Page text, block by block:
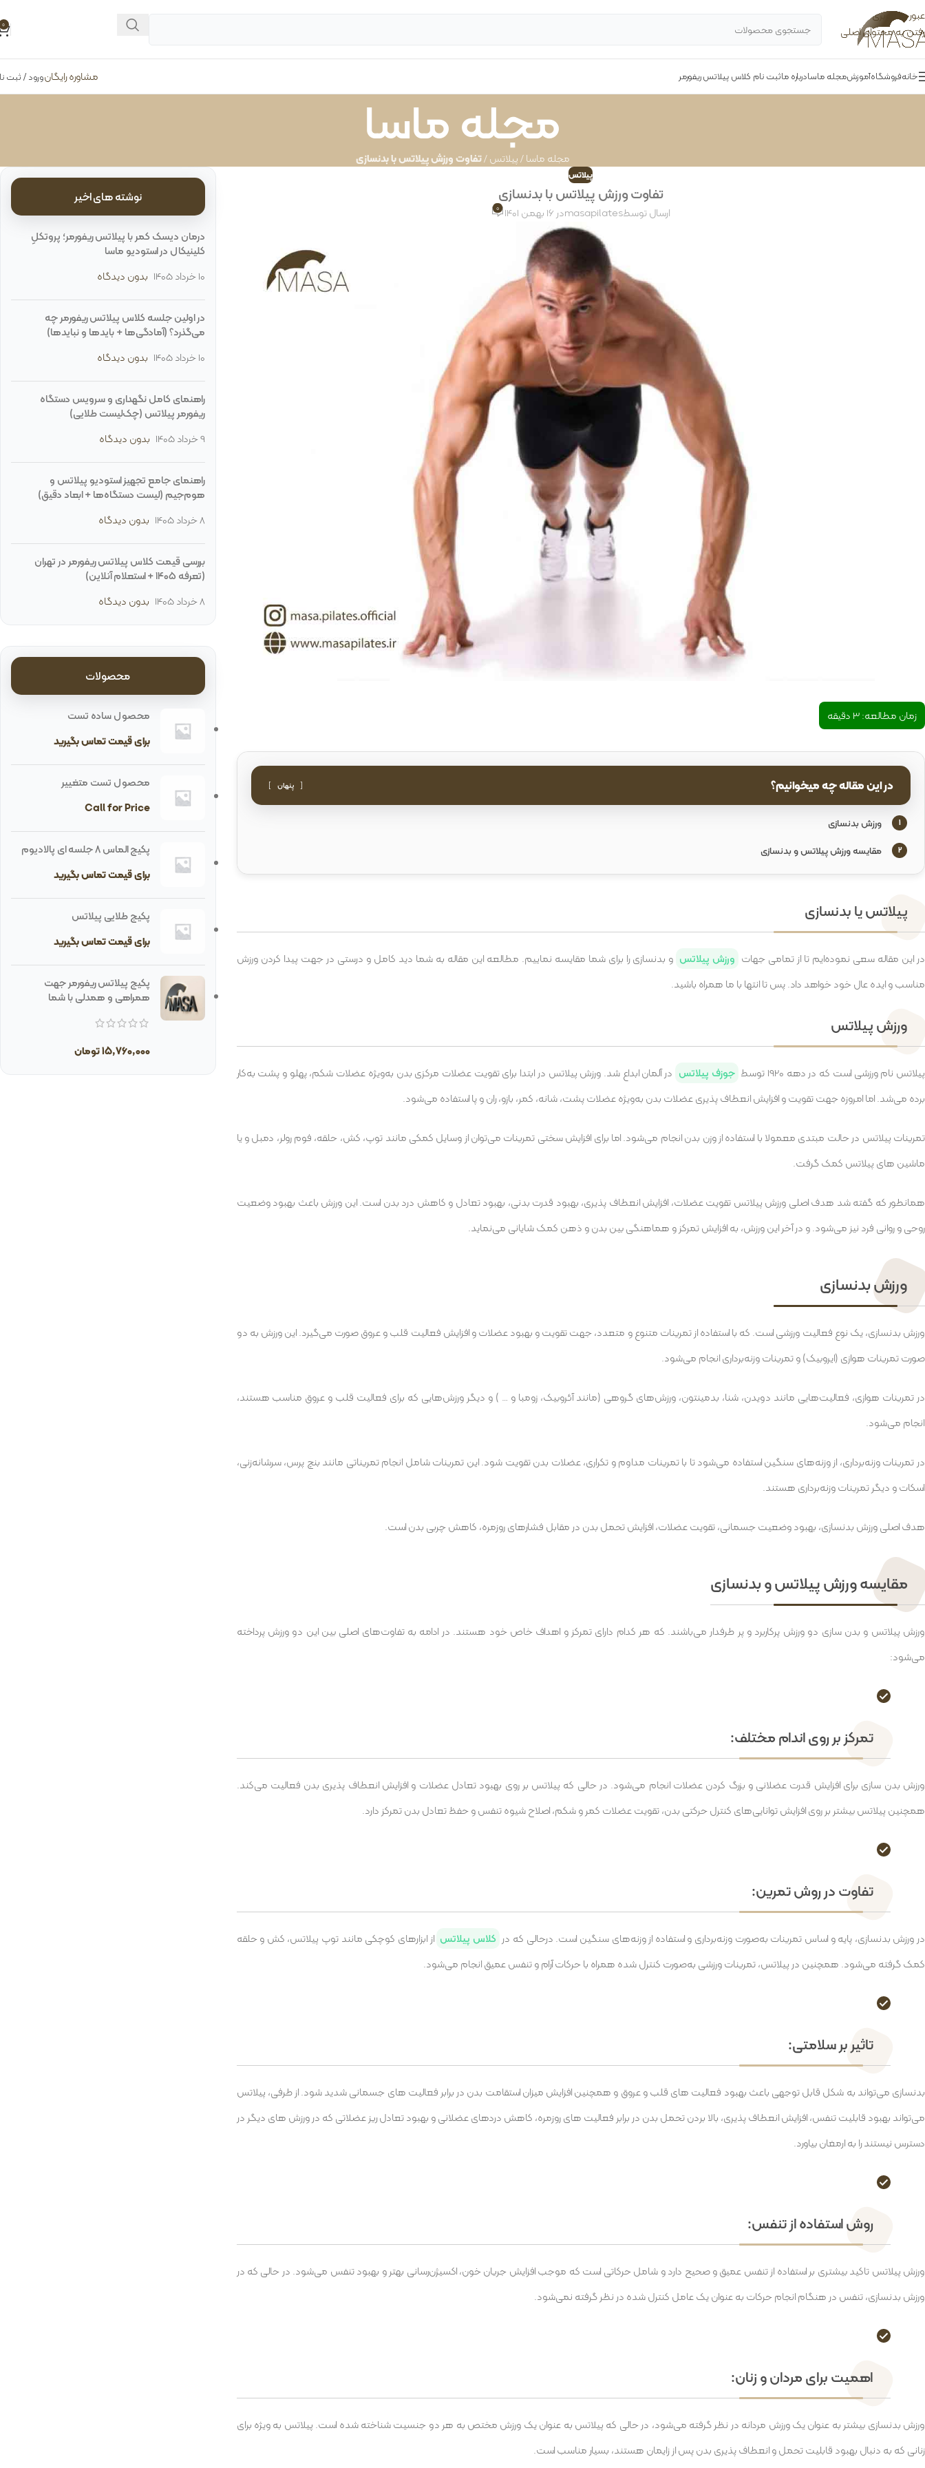
عبور به ناوبری
رفتن به محتوای اصلی
0
خانهفروشگاهآموزشمجله ماسادرباره ماثبت نام کلاس پیلاتس ریفورمر مشاوره رایگانورود / ثبت
مجله ماسا
مجله ماسا/پیلاتس/تفاوت ورزش پیلاتس با بدنسازی
پیلاتس
تفاوت ورزش پیلاتس با بدنسازی
ارسال توسطmasapilatesدر 16 بهمن 1401 0
زمان مطالعه:3دقیقه
در این مقاله چه میخوانیم؟ پنهان
1 ورزش بدنسازی
2 مقایسه ورزش پیلاتس و بدنسازی
پیلاتس یا بدنسازی
در این مقاله سعی نموده‌ایم تا از تمامی جهات ورزش پیلاتس و بدنسازی را برای شما مقایسه نماییم. مطالعه این مقاله به شما دید کامل و درستی در جهت پیدا کردن ورزش
مناسب و ایده عال خود خواهد داد. پس تا انتها با ما همراه باشید.
ورزش پیلاتس
پیلاتس نام ورزشی است که در دهه 1920 توسط جوزف پیلاتس در آلمان ابداع شد. ورزش پیلاتس در ابتدا برای تقویت عضلات مرکزی بدن به‌ویژه عضلات شکم، پهلو و پشت به‌کار
برده می‌شد. اما امروزه جهت تقویت و افزایش انعطاف پذیری عضلات بدن به‌ویژه عضلات پشت، شانه، کمر، بازو، ران و پا استفاده می‌شود.
تمرینات پیلاتس در حالت مبتدی معمولا با استفاده از وزن بدن انجام می‌شود. اما برای افزایش سختی تمرینات می‌توان از وسایل کمکی مانند توپ، کش، حلقه، فوم رولر، دمبل و یا
ماشین های پیلاتس کمک گرفت.
همانطور که گفته شد هدف اصلی ورزش پیلاتس تقویت عضلات، افزایش انعطاف پذیری، بهبود قدرت بدنی، بهبود تعادل و کاهش درد بدن است. این ورزش باعث بهبود وضعیت
روحی و روانی فرد نیز می‌شود. و در آخر این ورزش، به افزایش تمرکز و هماهنگی بین بدن و ذهن کمک شایانی می‌نماید.
ورزش بدنسازی
ورزش بدنسازی، یک نوع فعالیت ورزشی است. که با استفاده از تمرینات متنوع و متعدد، جهت تقویت و بهبود عضلات و افزایش فعالیت قلب و عروق صورت می‌گیرد. این ورزش به دو
صورت تمرینات هوازی (ایروبیک) و تمرینات وزنه‌برداری انجام می‌شود.
در تمرینات هوازی، فعالیت‌هایی مانند دویدن، شنا، بدمینتون، ورزش‌های گروهی (مانند آئروبیک، زومبا و … ) و دیگر ورزش‌هایی که برای فعالیت قلب و عروق مناسب هستند،
انجام می‌شود.
در تمرینات وزنه‌برداری، از وزنه‌های سنگین استفاده می‌شود تا با تمرینات مداوم و تکراری، عضلات بدن تقویت شود. این تمرینات شامل انجام تمریناتی مانند بنچ پرس، سرشانه‌زنی،
اسکات و دیگر تمرینات وزنه‌برداری هستند.
هدف اصلی ورزش بدنسازی، بهبود وضعیت جسمانی، تقویت عضلات، افزایش تحمل بدن در مقابل فشارهای روزمره، کاهش چربی بدن است.
مقایسه ورزش پیلاتس و بدنسازی
ورزش پیلاتس و بدن سازی دو ورزش پرکاربرد و پر طرفدار می‌باشند. که هر کدام دارای تمرکز و اهداف خاص خود هستند. در ادامه به تفاوت‌های اصلی بین این دو ورزش پرداخته
می‌شود:
تمرکز بر روی اندام مختلف:
ورزش بدن سازی برای افزایش قدرت عضلانی و بزرگ کردن عضلات انجام می‌شود. در حالی که پیلاتس بر روی بهبود تعادل عضلات و افزایش انعطاف پذیری بدن فعالیت می‌کند.
همچنین پیلاتس بیشتر بر روی افزایش توانایی‌های کنترل حرکتی بدن، تقویت عضلات کمر و شکم، اصلاح شیوه تنفس و حفظ تعادل بدن تمرکز دارد.
تفاوت در روش تمرین:
در ورزش بدنسازی، پایه و اساس تمرینات به‌صورت وزنه‌برداری و استفاده از وزنه‌های سنگین است. درحالی که در کلاس پیلاتس از ابزارهای کوچکی مانند توپ پیلاتس، کش و حلقه
کمک گرفته می‌شود. همچنین در پیلاتس، تمرینات ورزشی به‌صورت کنترل شده همراه با حرکات آرام و تنفس عمیق انجام می‌شود.
تاثیر بر سلامتی:
بدنسازی می‌تواند به شکل قابل توجهی باعث بهبود فعالیت های قلب و عروق و همچنین افزایش میزان استقامت بدن در برابر فعالیت های جسمانی شدید شود. از طرفی، پیلاتس
می‌تواند بهبود قابلیت تنفس، افزایش انعطاف پذیری، بالا بردن تحمل بدن در برابر فعالیت های روزمره، کاهش درد‌های عضلانی و بهبود تعادل ریز عضلاتی که در ورزش های دیگر در
دسترس نیستند را به ارمغان بیاورد.
روش استفاده از تنفس:
ورزش پیلاتس تاکید بیشتری بر استفاده از تنفس عمیق و صحیح دارد و شامل حرکاتی است که موجب افزایش جریان خون، اکسیژن‌رسانی بهتر و بهبود تنفس می‌شود. در حالی که در
ورزش بدنسازی، تنفس در هنگام انجام حرکات به عنوان یک عامل کنترل شده در نظر گرفته نمی‌شود.
اهمیت برای مردان و زنان:
ورزش بدنسازی بیشتر به عنوان یک ورزش مردانه در نظر گرفته می‌شود، در حالی که پیلاتس به عنوان یک ورزش مختص به هر دو جنسیت شناخته شده است. پیلاتس به ویژه برای
زنانی که به دنبال بهبود قابلیت تحمل و انعطاف پذیری بدن پس از زایمان هستند، بسیار مناسب است.
نوشته های اخیر
درمان دیسک کمر با پیلاتس ریفورمر؛ پروتکلِ
کلینیکال در استودیو ماسا
10 خرداد 1405
بدون دیدگاه
در اولین جلسه کلاس پیلاتس ریفورمر چه
می‌گذرد؟ (آمادگی‌ها + بایدها و نبایدها)
10 خرداد 1405
بدون دیدگاه
راهنمای کامل نگهداری و سرویس دستگاه
ریفورمر پیلاتس (چک‌لیست طلایی)
9 خرداد 1405
بدون دیدگاه
راهنمای جامع تجهیز استودیو پیلاتس و
هوم‌جیم (لیست دستگاه‌ها + ابعاد دقیق)
8 خرداد 1405
بدون دیدگاه
بررسی قیمت کلاس پیلاتس ریفورمر در تهران
(تعرفه ۱۴۰۵ + استعلام آنلاین)
8 خرداد 1405
بدون دیدگاه
محصولات
محصول ساده تست
برای قیمت تماس بگیرید
محصول تست متغییر
Call for Price
پکیج الماس 8 جلسه ای پالادیوم
برای قیمت تماس بگیرید
پکیج طلایی پیلاتس
برای قیمت تماس بگیرید
پکیج پیلاتس ریفورمر جهت
همراهی و همدلی با شما
15,760,000تومان